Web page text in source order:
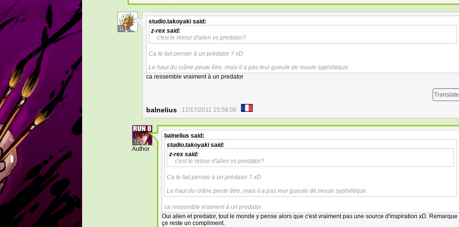
11
studio.takoyaki said:
z-rex said:
c'est le retour d'alien vs predator?
Ca te fait penser à un prédator ? xD
Le haut du crâne peute être, mais il a pas leur gueule de moule syphilitique.
ca ressemble vraiment à un predator
Translate
balnelius 12/17/2011 15:58:06
32
Author
balnelius said:
studio.takoyakisaid:
z-rex said:
c'est le retour d'alien vs predator?
Ca te fait penser à un prédator ? xD
Le haut du crâne peute être, mais il a pas leur gueule de moule syphilitique.
ca ressemble vraiment à un predator
Oui alien et predator, tout le monde y pense alors que c'est vraiment pas une source d'inspiration xD. Remarque
çe reste un compliment.